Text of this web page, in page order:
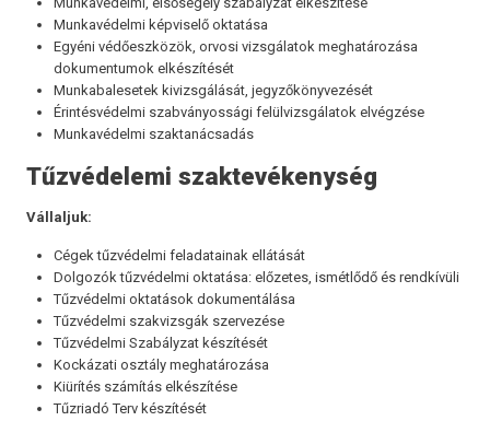
Munkavédelmi képviselő oktatása
Egyéni védőeszközök, orvosi vizsgálatok meghatározása
dokumentumok elkészítését
Munkabalesetek kivizsgálását, jegyzőkönyvezését
Érintésvédelmi szabványossági felülvizsgálatok elvégzése
Munkavédelmi szaktanácsadás
Tűzvédelemi szaktevékenység
Vállaljuk:
Cégek tűzvédelmi feladatainak ellátását
Dolgozók tűzvédelmi oktatása: előzetes, ismétlődő és rendkívüli
Tűzvédelmi oktatások dokumentálása
Tűzvédelmi szakvizsgák szervezése
Tűzvédelmi Szabályzat készítését
Kockázati osztály meghatározása
Kiürítés számítás elkészítése
Tűzriadó Terv készítését